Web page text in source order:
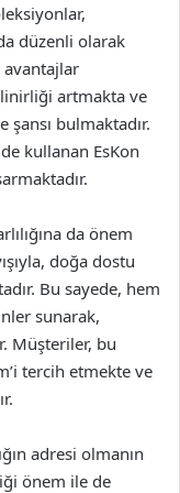
düzenli olarak
avantajlar
artmakta ve
şansı bulmaktadır.
kullanan EsKon
da önem
doğa dostu
Bu sayede, hem
sunarak,
Müşteriler, bu
tercih etmekte ve
adresi olmanın
önem ile de